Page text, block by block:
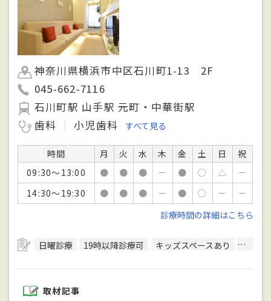
神奈川県横浜市中区石川町1-13 2F
045-662-7116
石川町駅 山手駅 元町・中華街駅
歯科
小児歯科 すべて見る
時間 月 火 水 木 金 土 日
祝
09:30～13:00
● ● ● － ● ○ △
－
14:30～19:30
● ● ● － ● ○ －
－
診療時間の詳細はこちら
日曜診療 19時以降診療可 キッズスペースあり 駅徒歩
取材記事